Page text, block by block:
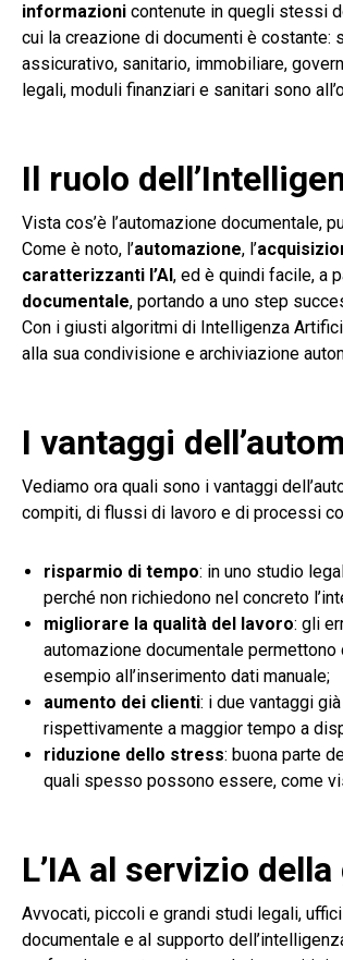
informazioni contenute in quegli stessi
cui la creazione di documenti è costante:
assicurativo, sanitario, immobiliare,
legali, moduli finanziari e sanitari sono
Il ruolo
Vista cos’è l’automazione documentale,
Come è noto, l’automazione, l’
caratterizzanti l’AI , ed è quindi facile, a
documentale, portando a uno step
Con i giusti algoritmi di Intelligenza
alla sua condivisione e archiviazione
I vantaggi
Vediamo ora quali sono i vantaggi
compiti, di flussi di lavoro e di processi
risparmio di tempo: in uno studio
perché non richiedono nel concreto
migliorare la qualità del lavoro: gli
automazione documentale
esempio all’inserimento dati manuale;
aumento dei clienti: i due vantaggi
rispettivamente a maggior tempo a
riduzione dello stress: buona parte
quali spesso possono essere, come
L’IA al servizio
Avvocati, piccoli e grandi studi legali,
documentale e al supporto